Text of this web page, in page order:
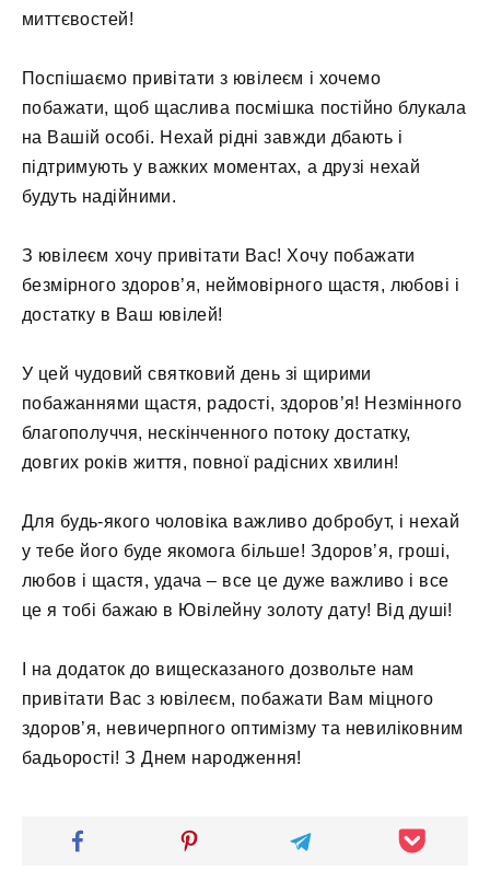
миттєвостей!
Поспішаємо привітати з ювілеєм і хочемо
побажати, щоб щаслива посмішка постійно блукала
на Вашій особі. Нехай рідні завжди дбають і
підтримують у важких моментах, а друзі нехай
будуть надійними.
З ювілеєм хочу привітати Вас! Хочу побажати
безмірного здоров’я, неймовірного щастя, любові і
достатку в Ваш ювілей!
У цей чудовий святковий день зі щирими
побажаннями щастя, радості, здоров’я! Незмінного
благополуччя, нескінченного потоку достатку,
довгих років життя, повної радісних хвилин!
Для будь-якого чоловіка важливо добробут, і нехай
у тебе його буде якомога більше! Здоров’я, гроші,
любов і щастя, удача – все це дуже важливо і все
це я тобі бажаю в Ювілейну золоту дату! Від душі!
І на додаток до вищесказаного дозвольте нам
привітати Вас з ювілеєм, побажати Вам міцного
здоров’я, невичерпного оптимізму та невиліковним
бадьорості! З Днем народження!